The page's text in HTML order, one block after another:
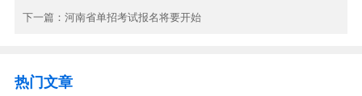
下一篇： 河南省单招考试报名将要开始
热门文章